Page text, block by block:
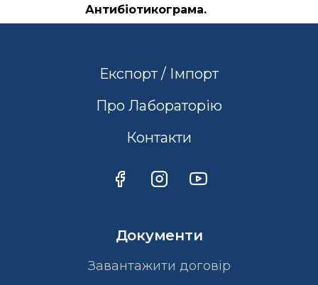
Антибіотикограма.
Експорт / Імпорт
Про Лабораторію
Контакти
Документи
Завантажити договір